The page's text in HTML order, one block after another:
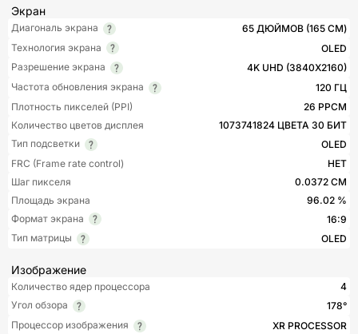
Экран
Диагональ экрана
65 ДЮЙМОВ (165 СМ)
Технология экрана
OLED
Разрешение экрана
4K UHD (3840X2160)
Частота обновления экрана
120 ГЦ
Плотность пикселей (PPI)
26 PPCM
Количество цветов дисплея
1073741824 ЦВЕТА 30 БИТ
Тип подсветки
OLED
FRC (Frame rate control)
НЕТ
Шаг пикселя
0.0372 СМ
Площадь экрана
96.02 %
Формат экрана
16:9
Тип матрицы
OLED
Изображение
Количество ядер процессора
4
Угол обзора
178°
Процессор изображения
XR PROCESSOR